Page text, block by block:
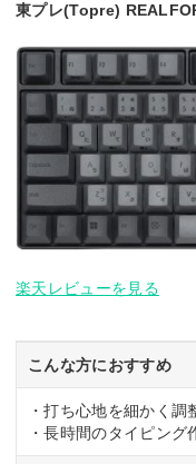
東プレ(Topre)
楽天レビューを見る
こんな方におすすめ
・打ち心地を細かく調
・長時間のタイピング